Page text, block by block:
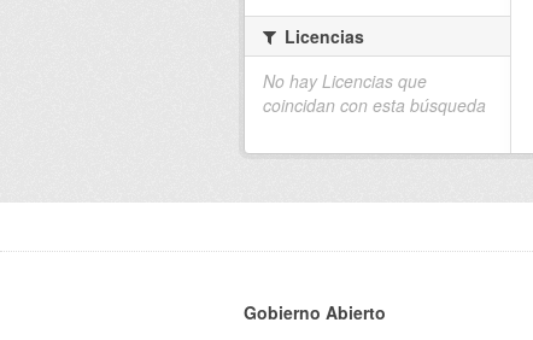
Licencias
No hay Licencias que
coincidan con esta búsqueda
Gobierno Abierto